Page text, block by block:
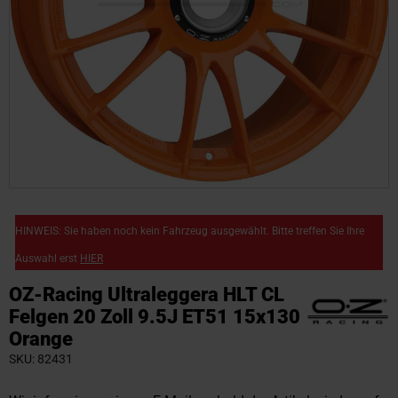
HINWEIS: Sie haben noch kein Fahrzeug ausgewählt. Bitte treffen Sie Ihre
Auswahl erst HIER
OZ-Racing Ultraleggera HLT CL
Felgen 20 Zoll 9.5J ET51 15x130
Orange
SKU 82431
Anfang
Bildgalerie
springen